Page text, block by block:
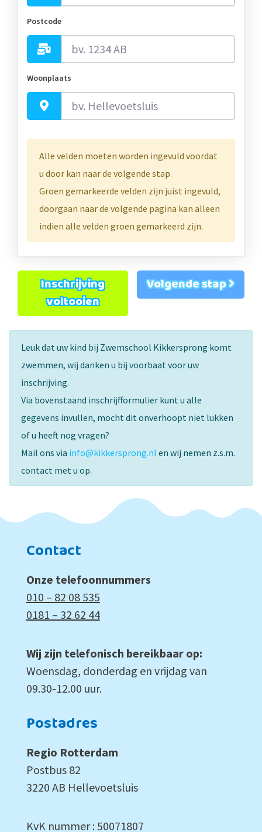
Postcode
Woonplaats
Alle velden moeten worden ingevuld voordat
u door kan naar de volgende stap.
Groen gemarkeerde velden zijn juist ingevuld,
doorgaan naar de volgende pagina kan alleen
indien alle velden groen gemarkeerd zijn.
Inschrijving
voltooien
Volgende stap
Leuk dat uw kind bij Zwemschool Kikkersprong komt
zwemmen, wij danken u bij voorbaat voor uw
inschrijving.
Via bovenstaand inschrijfformulier kunt u alle
gegevens invullen, mocht dit onverhoopt niet lukken
of u heeft nog vragen?
Mail ons via info@kikkersprong.nl en wij nemen z.s.m.
contact met u op.
Contact
Onze telefoonnummers
010 – 82 08 535
0181 – 32 62 44
Wij zijn telefonisch bereikbaar op:
Woensdag, donderdag en vrijdag van
09.30-12.00 uur.
Postadres
Regio Rotterdam
Postbus 82
3220 AB Hellevoetsluis
KvK nummer : 50071807